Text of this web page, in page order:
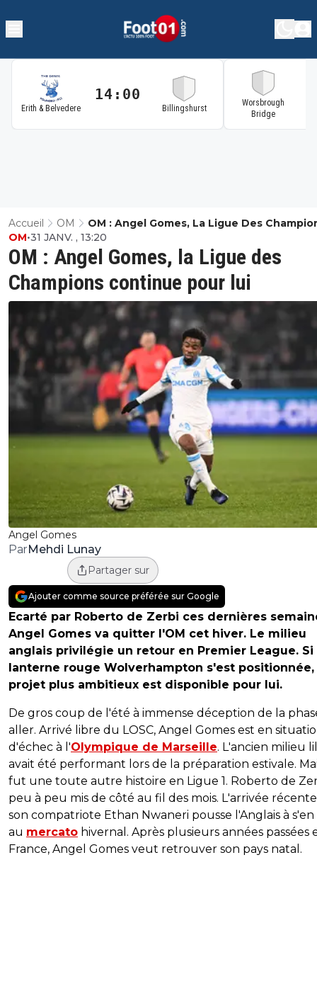
Erith & Belvedere
14:00
Billingshurst
Worsbrough
Bridge
Accueil OM
OM : Angel Gomes, La Ligue Des
Continue Pour Lui
Angel Gomes
OM : Angel Gomes, la Ligue des
Champions continue pour lui
OM•31 JANV. , 13:20
ParMehdi Lunay
Partager sur
Ajouter comme source préférée sur Google
Ecarté par Roberto de Zerbi ces dernières
Angel Gomes va quitter l'OM cet hiver. Le milieu
anglais privilégie un retour en Premier League. Si
lanterne rouge Wolverhampton s'est positionnée,
projet plus ambitieux est disponible pour lui.
De gros coup de l'été à immense déception de la
aller. Arrivé libre du LOSC, Angel Gomes est en
d'échec à l'Olympique de Marseille. L'ancien milieu
avait été performant lors de la préparation estivale.
fut une toute autre histoire en Ligue 1. Roberto de
peu à peu mis de côté au fil des mois. L'arrivée
son compatriote Ethan Nwaneri pousse l'Anglais à
au mercato hivernal. Après plusieurs années passées
France, Angel Gomes veut retrouver son pays natal.